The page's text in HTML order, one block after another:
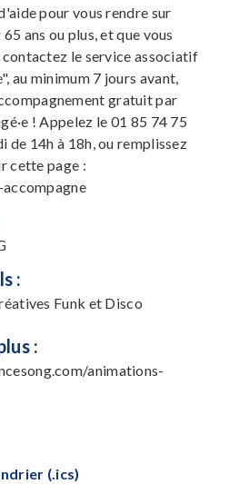
pour vous rendre sur
ans ou plus, et que vous
le service associatif
au minimum 7 jours avant,
gratuit par
! Appelez le 01 85 74 75
de 14h à 18h, ou remplissez
cette page :
:
Funk et Disco
:
animations-
(.ics)